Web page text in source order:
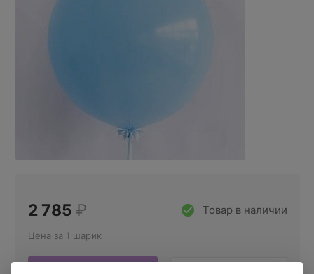
Товар в наличии
2 785 ₽
Цена за 1 шарик